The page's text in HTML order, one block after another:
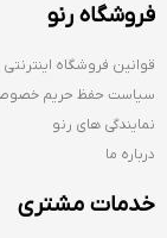
فروشگاه رنو
قوانین فروشگاه اینترنتی
سیاست حفظ حریم
نمایندگی های رنو
درباره ما
خدمات مشتری